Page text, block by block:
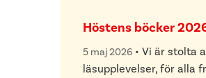
Höstens böcker
5 maj 2026 • Vi är stolta
läsupplevelser, för alla